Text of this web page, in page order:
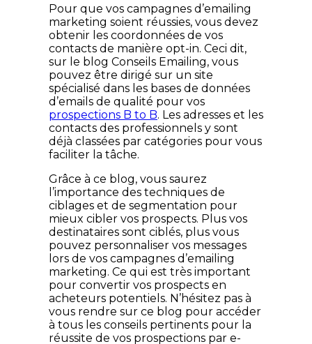
Pour que vos campagnes d’emailing
marketing soient réussies, vous devez
obtenir les coordonnées de vos
contacts de manière opt-in. Ceci dit,
sur le blog Conseils Emailing, vous
pouvez être dirigé sur un site
spécialisé dans les bases de données
d’emails de qualité pour vos
prospections B to B. Les adresses et les
contacts des professionnels y sont
déjà classées par catégories pour vous
faciliter la tâche.
Grâce à ce blog, vous saurez
l’importance des techniques de
ciblages et de segmentation pour
mieux cibler vos prospects. Plus vos
destinataires sont ciblés, plus vous
pouvez personnaliser vos messages
lors de vos campagnes d’emailing
marketing. Ce qui est très important
pour convertir vos prospects en
acheteurs potentiels. N’hésitez pas à
vous rendre sur ce blog pour accéder
à tous les conseils pertinents pour la
réussite de vos prospections par e-